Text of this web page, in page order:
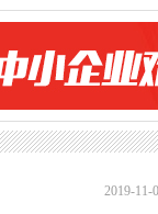
2019-11-